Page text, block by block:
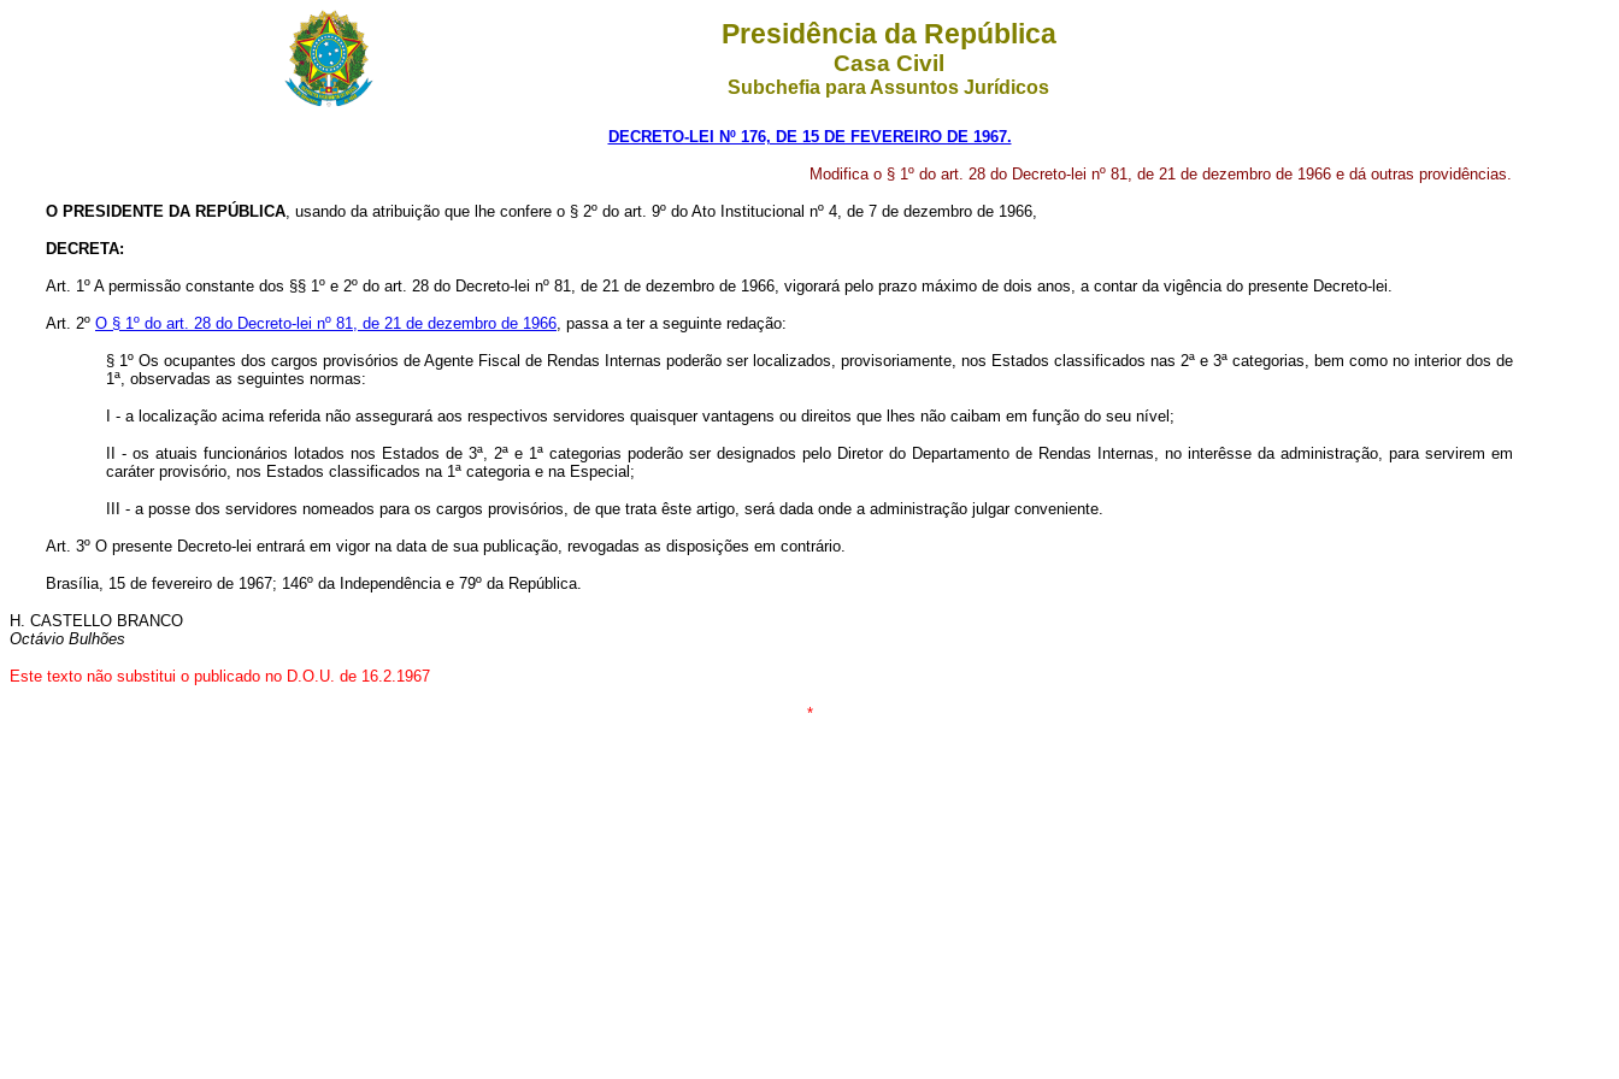
Presidência da República
Casa Civil
Subchefia para Assuntos Jurídicos
DECRETO-LEI Nº 176, DE 15 DE FEVEREIRO DE 1967.
Modifica o § 1º do art. 28 do Decreto-lei nº 81, de 21 de dezembro de 1966 e dá outras providências.
O PRESIDENTE DA REPÚBLICA, usando da atribuição que lhe confere o § 2º do art. 9º do Ato Institucional nº 4, de 7 de dezembro de 1966,
DECRETA:
Art. 1º A permissão constante dos §§ 1º e 2º do art. 28 do Decreto-lei nº 81, de 21 de dezembro de 1966, vigorará pelo prazo máximo de dois anos, a contar da vigência do presente Decreto-lei.
Art. 2º O § 1º do art. 28 do Decreto-lei nº 81, de 21 de dezembro de 1966, passa a ter a seguinte redação:
§ 1º Os ocupantes dos cargos provisórios de Agente Fiscal de Rendas Internas poderão ser localizados, provisoriamente, nos Estados classificados nas 2ª e 3ª categorias, bem como no interior dos de
1ª, observadas as seguintes normas:
I - a localização acima referida não assegurará aos respectivos servidores quaisquer vantagens ou direitos que lhes não caibam em função do seu nível;
II - os atuais funcionários lotados nos Estados de 3ª, 2ª e 1ª categorias poderão ser designados pelo Diretor do Departamento de Rendas Internas, no interêsse da administração, para servirem em
caráter provisório, nos Estados classificados na 1ª categoria e na Especial;
III - a posse dos servidores nomeados para os cargos provisórios, de que trata êste artigo, será dada onde a administração julgar conveniente.
Art. 3º O presente Decreto-lei entrará em vigor na data de sua publicação, revogadas as disposições em contrário.
Brasília, 15 de fevereiro de 1967; 146º da Independência e 79º da República.
H. CASTELLO BRANCO
Octávio Bulhões
Este texto não substitui o publicado no D.O.U. de 16.2.1967
*